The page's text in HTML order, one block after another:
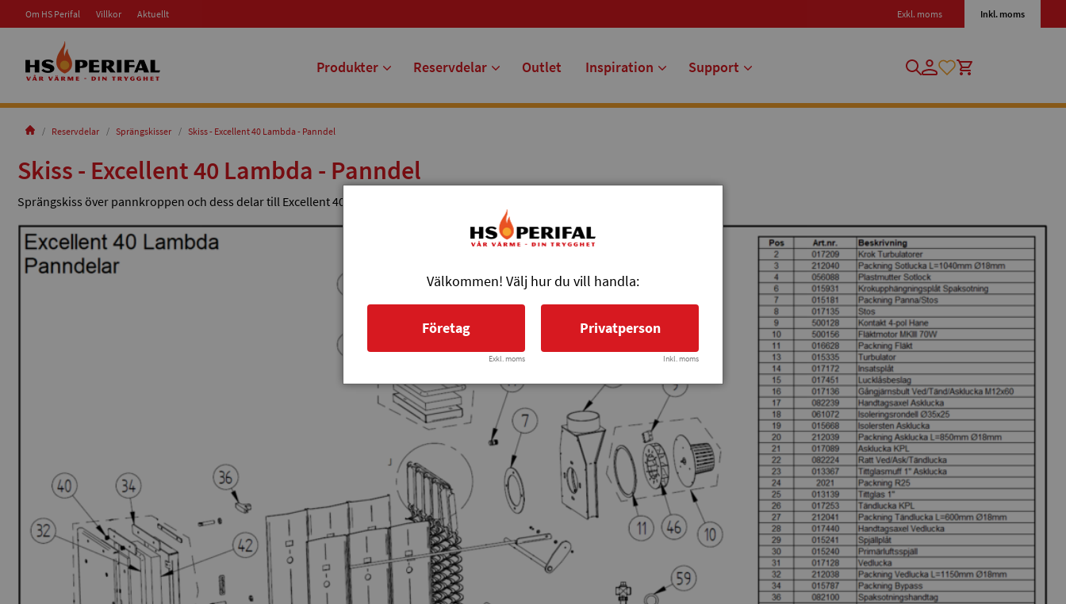
Exkl. moms Inkl. moms
Om HS Perifal Villkor Aktuellt
Produkter Reservdelar Outlet Inspiration Support
Reservdelar Sprängskisser Skiss - Excellent 40 Lambda - Panndel
Skiss - Excellent 40 Lambda - Panndel
Sprängskiss över pannkroppen och dess delar till Excellent 40 Lambda.
Välkommen! Välj hur du vill handla:
Företag
Exkl. moms
Privatperson
Inkl. moms